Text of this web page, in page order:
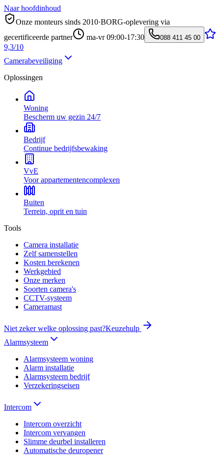
Naar hoofdinhoud
Onze monteurs sinds 2010·BORG-oplevering via
gecertificeerde partner
ma-vr 09:00-17:30 088 411 45 00
9,3/10
Camerabeveiliging
Oplossingen
Woning
Bescherm uw gezin 24/7
Bedrijf
Continue bedrijfsbewaking
VvE
Voor appartementencomplexen
Buiten
Terrein, oprit en tuin
Tools
Camera installatie
Zelf samenstellen
Kosten berekenen
Werkgebied
Onze merken
Soorten camera's
CCTV-systeem
Cameramast
Niet zeker welke oplossing past?Keuzehulp
Alarmsysteem
Alarmsysteem woning
Alarm installatie
Alarmsysteem bedrijf
Verzekeringseisen
Intercom
Intercom overzicht
Intercom vervangen
Slimme deurbel installeren
Automatische deuropener